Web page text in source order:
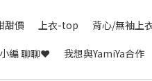
甜價 上衣-top 背心/無袖上
編 聊聊❤ 我想與YamiYa合作